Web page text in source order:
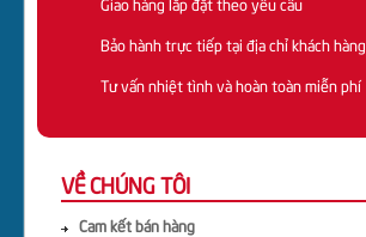
Giao hàng lắp đặt theo yêu cầu
Bảo hành trực tiếp tại địa chỉ khách hàng
Tư vấn nhiệt tình và hoàn toàn miễn phí
VỀ CHÚNG TÔI
Cam kết bán hàng